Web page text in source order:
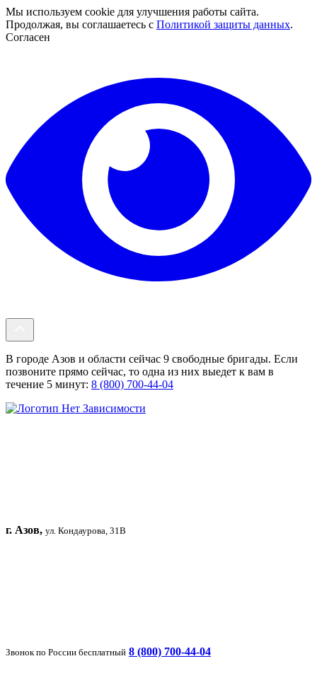
Мы используем cookie для улучшения работы сайта.
Продолжая, вы соглашаетесь с Политикой защиты данных.
Согласен
В городе Азов и области сейчас 9 свободные бригады. Если
позвоните прямо сейчас, то одна из них выедет к вам в
течение 5 минут: 8 (800) 700-44-04
г. Азов, ул. Кондаурова, 31В
Звонок по России бесплатный 8 (800) 700-44-04